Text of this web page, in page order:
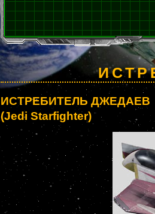
ИСТРЕБИТЕЛЬ ДЖЕДАЕВ
(Jedi Starfighter)